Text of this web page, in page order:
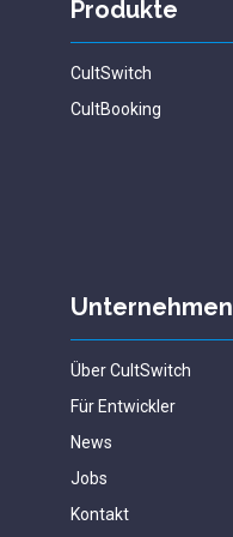
Produkte
CultSwitch
CultBooking
Unternehmen
Über CultSwitch
Für Entwickler
News
Jobs
Kontakt